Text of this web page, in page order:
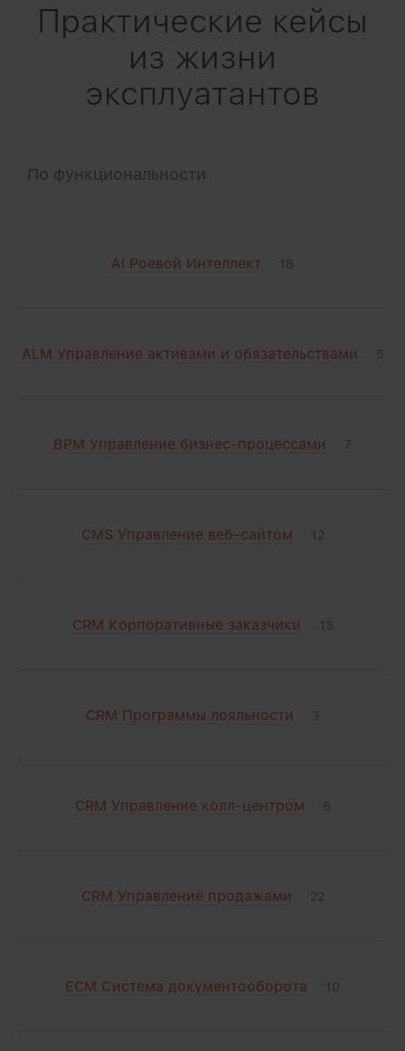
Практические кейсы
из жизни
эксплуатантов
По функциональности
AI Роевой Интеллект 18
ALM Управление активами и обязательствами 5
BPM Управление бизнес-процессами 7
CMS Управление веб-сайтом 12
CRM Корпоративные заказчики 13
CRM Программы лояльности 3
CRM Управление колл-центром 6
CRM Управление продажами 22
ECM Система документооборота 10